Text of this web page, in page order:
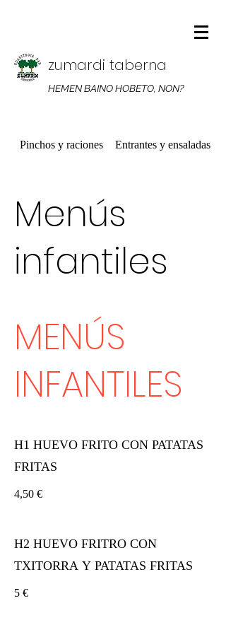
zumardi taberna
HEMEN BAINO HOBETO, NON?
Pinchos y raciones Entrantes y ensaladas
Menús
infantiles
MENÚS
INFANTILES
H1 HUEVO FRITO CON PATATAS
FRITAS
4,50 €
H2 HUEVO FRITRO CON
TXITORRA Y PATATAS FRITAS
5 €